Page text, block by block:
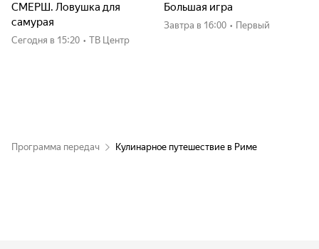
СМЕРШ. Ловушка для
самурая
Сегодня в 15:20 • ТВ Центр
Большая игра
Завтра в 16:00 • Первый
Программа передач Кулинарное путешествие в Риме